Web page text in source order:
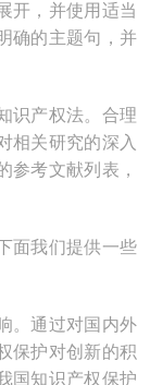
开，并使用适当
确的主题句，并
识产权法。合理
相关研究的深入
参考文献列表，
面我们提供一些
。通过对国内外
保护对创新的积
国知识产权保护